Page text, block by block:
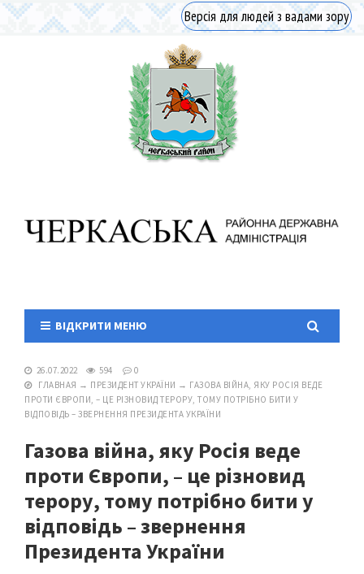
Версія для людей з вадами зору
ВІДКРИТИ МЕНЮ
26.07.2022 594
0
ГЛАВНАЯ → ПРЕЗИДЕНТ УКРАЇНИ → ГАЗОВА ВІЙНА, ЯКУ РОСІЯ ВЕДЕ
ПРОТИ ЄВРОПИ, – ЦЕ РІЗНОВИД ТЕРОРУ, ТОМУ ПОТРІБНО БИТИ У
ВІДПОВІДЬ – ЗВЕРНЕННЯ ПРЕЗИДЕНТА УКРАЇНИ
Газова війна, яку Росія веде
проти Європи, – це різновид
терору, тому потрібно бити у
відповідь – звернення
Президента України